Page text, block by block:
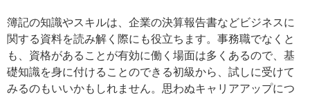
簿記の知識やスキルは、企業の決算報告書などビジネスに
関する資料を読み解く際にも役立ちます。事務職でなくと
も、資格があることが有効に働く場面は多くあるので、基
礎知識を身に付けることのできる初級から、試しに受けて
みるのもいいかもしれません。思わぬキャリアアップにつ